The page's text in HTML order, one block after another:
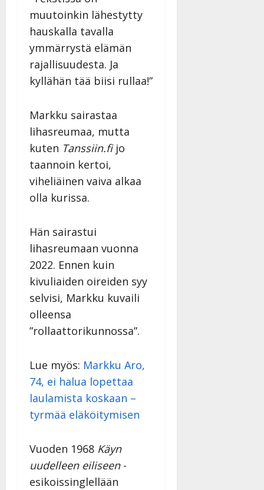
muutoinkin lähestytty
hauskalla tavalla
ymmärrystä elämän
rajallisuudesta. Ja
kyllähän tää biisi rullaa!”
Markku sairastaa
lihasreumaa, mutta
kuten Tanssiin.fijo
taannoin kertoi,
viheliäinen vaiva alkaa
olla kurissa.
Hän sairastui
lihasreumaan vuonna
2022. Ennen kuin
kivuliaiden oireiden syy
selvisi, Markku kuvaili
olleensa
”rollaattorikunnossa”.
Lue myös: Markku Aro,
74, ei halua lopettaa
laulamista koskaan –
tyrmää eläköitymisen
Vuoden 1968 Käyn
uudelleen eiliseen -
esikoissinglellään